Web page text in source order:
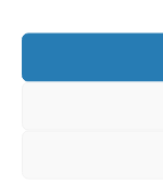
en nuestros
marketing y